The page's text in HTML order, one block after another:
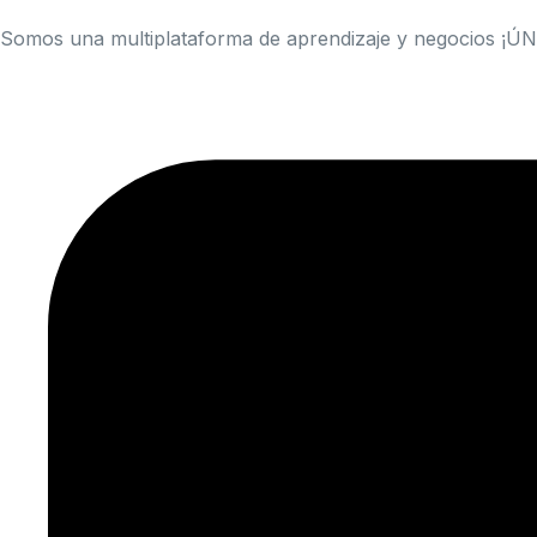
Somos una multiplataforma de aprendizaje y negocios